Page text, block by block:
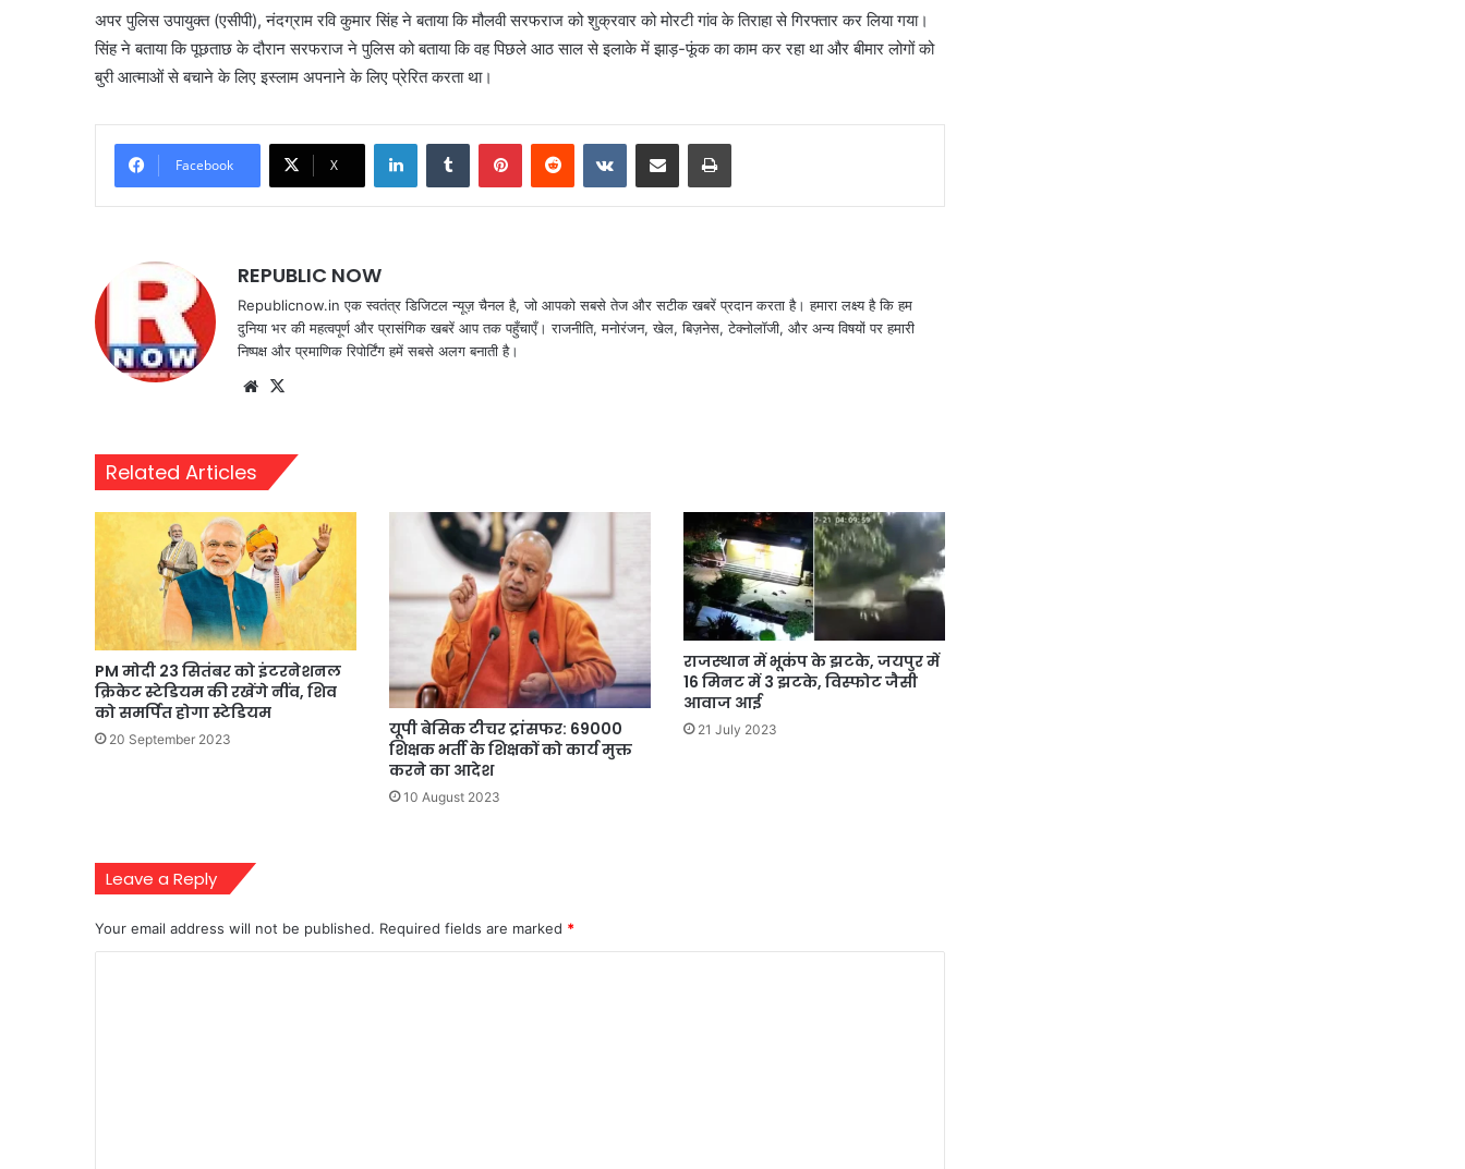
अपर पुलिस उपायुक्त (एसीपी), नंदग्राम रवि कुमार सिंह ने बताया कि मौलवी सरफराज को शुक्रवार को मोरटी गांव के तिराहा से गिरफ्तार कर लिया गया।
सिंह ने बताया कि पूछताछ के दौरान सरफराज ने पुलिस को बताया कि वह पिछले आठ साल से इलाके में झाड़-फूंक का काम कर रहा था और बीमार लोगों को
बुरी आत्माओं से बचाने के लिए इस्लाम अपनाने के लिए प्रेरित करता था।
Facebook X
LinkedInTumblr PinterestReddit VKontakteShare via Email Print
REPUBLIC NOW
Republicnow.in एक स्वतंत्र डिजिटल न्यूज़ चैनल है, जो आपको सबसे तेज और सटीक खबरें प्रदान करता है। हमारा लक्ष्य है कि हम
दुनिया भर की महत्वपूर्ण और प्रासंगिक खबरें आप तक पहुँचाएँ। राजनीति, मनोरंजन, खेल, बिज़नेस, टेक्नोलॉजी, और अन्य विषयों पर हमारी
निष्पक्ष और प्रमाणिक रिपोर्टिंग हमें सबसे अलग बनाती है।
Website
Related Articles
PM मोदी 23 सितंबर को इंटरनेशनल
क्रिकेट स्टेडियम की रखेंगे नींव, शिव
को समर्पित होगा स्टेडियम
20 September 2023
यूपी बेसिक टीचर ट्रांसफर: 69000
शिक्षक भर्ती के शिक्षकों को कार्य मुक्त
करने का आदेश
10 August 2023
राजस्थान में भूकंप के झटके, जयपुर में
16 मिनट में 3 झटके, विस्फोट जैसी
आवाज आई
21 July 2023
Leave a Reply
Your email address will not be published. Required fields are marked *